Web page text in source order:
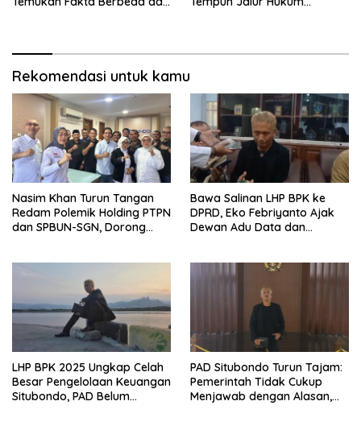
Rekomendasi untuk kamu
Nasim Khan Turun Tangan
Redam Polemik Holding PTPN
dan SPBUN-SGN, Dorong
Bawa Salinan LHP BPK ke
DPRD, Eko Febriyanto Ajak
Dewan Adu Data dan
LHP BPK 2025 Ungkap Celah
Besar Pengelolaan Keuangan
Situbondo, PAD Belum
PAD Situbondo Turun Tajam:
Pemerintah Tidak Cukup
Menjawab dengan Alasan,